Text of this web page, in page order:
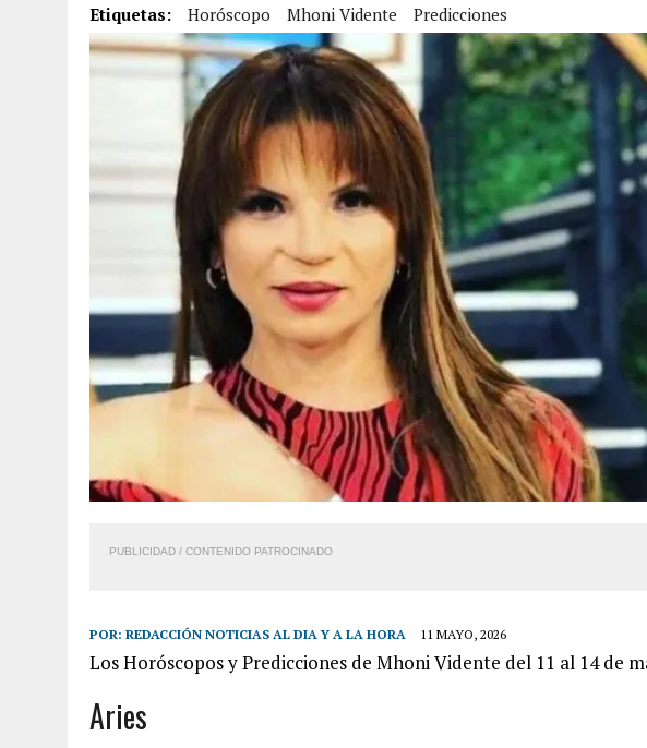
6 AGOSTO, 2026 | BARINAS: ADOLESCENTE SE QUITÓ LA VIDA TRAS SER ACOSADA Y
6 AGOSTO, 2026 | CONMOCIÓN EN COLORADO POR ASESINATO DE UNA ADOLESCENTE
Etiquetas: Horóscopo Mhoni Vidente Predicciones
PUBLICIDAD / CONTENIDO PATROCINADO
POR: REDACCIÓN NOTICIAS AL DIA Y A LA HORA 11 MAYO, 2026
Los Horóscopos y Predicciones de Mhoni Vidente del 11 al 14 de
Aries